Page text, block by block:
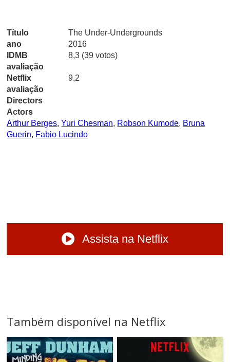
Título
The Under-Undergrounds
ano
2016
IDMB
avaliação
8,3 (39 votos)
Netflix
avaliação
9,2
Directors
Actors
Arthur Berges,Yuri Chesman, Robson Kumode, Bruna
Guerin, Fabio Lucindo
Assista na Netflix
Também disponível na Netflix